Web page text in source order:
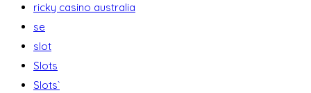
ricky casino australia
se
slot
Slots
Slots`